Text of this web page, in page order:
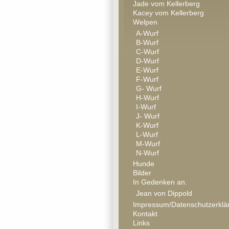
Jade vom Kellerberg
Kacey vom Kellerberg
Welpen
A-Wurf
B-Wurf
C-Wurf
D-Wurf
E-Wurf
F-Wurf
G- Wurf
H-Wurf
I-Wurf
J- Wurf
K-Wurf
L-Wurf
M-Wurf
N-Wurf
Hunde
Bilder
In Gedenken an.
Jean von Dippold
Impressum/
Kontakt
Links